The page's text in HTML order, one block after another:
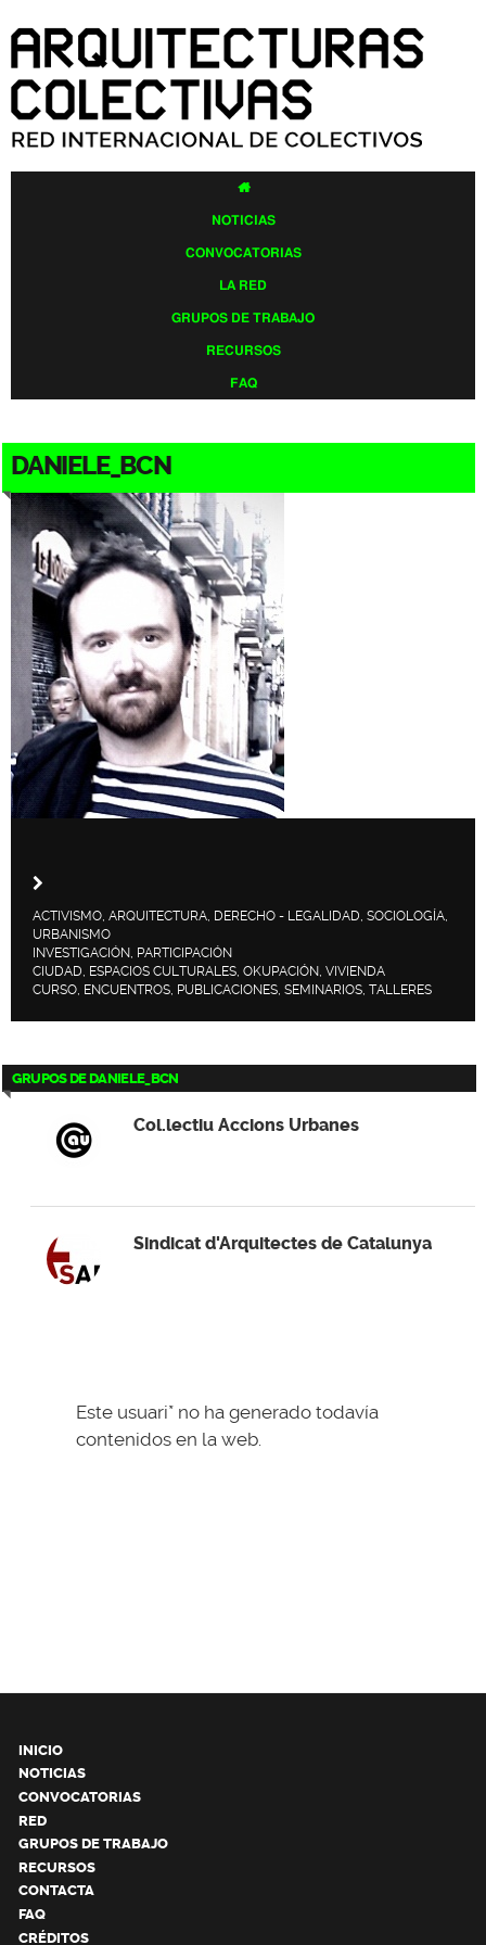
contenido
principal

NOTICIAS
CONVOCATORIAS
LA RED
GRUPOS DE TRABAJO
RECURSOS
FAQ
DANIELE_BCN
ACTIVISMO, ARQUITECTURA, DERECHO - LEGALIDAD, SOCIOLOGÍA,
URBANISMO
INVESTIGACIÓN, PARTICIPACIÓN
CIUDAD, ESPACIOS CULTURALES, OKUPACIÓN, VIVIENDA
CURSO, ENCUENTROS, PUBLICACIONES, SEMINARIOS, TALLERES
GRUPOS DE DANIELE_BCN
Col.lectiu Accions Urbanes
Sindicat d'Arquitectes de Catalunya
Este usuari* no ha generado todavía
contenidos en la web.
INICIO
NOTICIAS
CONVOCATORIAS
RED
GRUPOS DE TRABAJO
RECURSOS
CONTACTA
FAQ
CRÉDITOS